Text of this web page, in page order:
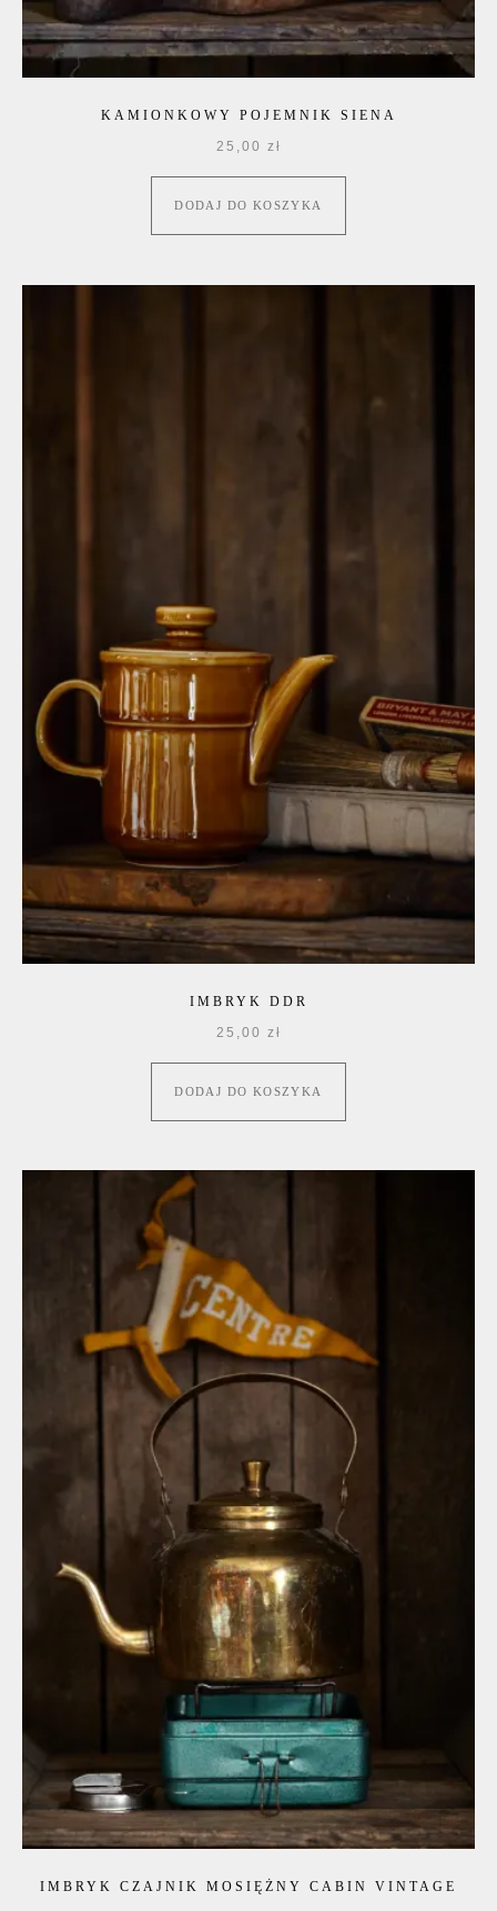
KAMIONKOWY POJEMNIK SIENA
25,00 zł
DODAJ DO KOSZYKA
IMBRYK DDR
25,00 zł
DODAJ DO KOSZYKA
IMBRYK CZAJNIK MOSIĘŻNY CABIN VINTAGE